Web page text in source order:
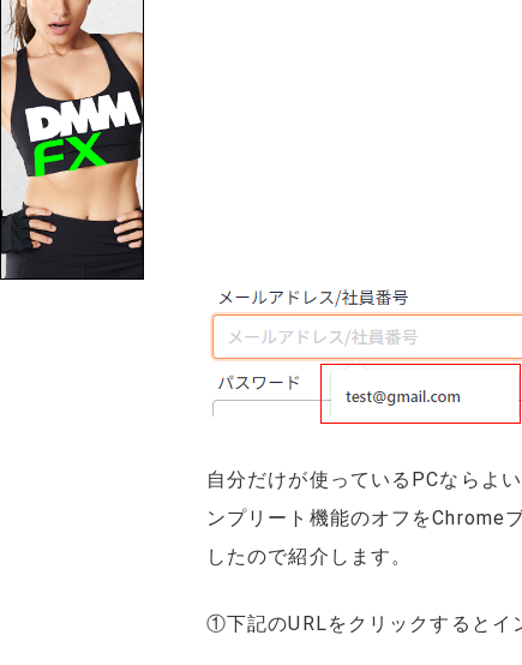
自分だけが使っているPCならよ
ンプリート機能のオフをChrome
したので紹介します。
①下記のURLをクリックするとイ